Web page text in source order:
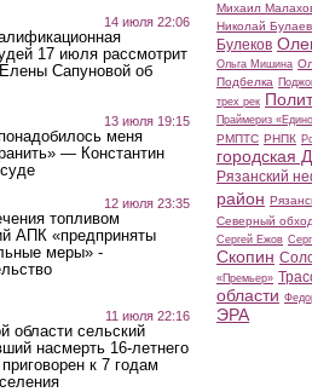
14 июля 22:06
17 июля рассмотрит
Сапуновой об
13 июля 19:15
меня
— Константин
12 июля 23:35
топливом
АПК «предприняты
меры» -
11 июля 22:16
области сельский
насмерть 16-летнего
к 7 годам
Михаил
Николай Булаев
Булеков
Ольга Мишина
Подбелка
трех рек
Праймериз
РМПТС РНПК
городская
Рязанский
район
Северный обход
Сергей Ежов
Скопин
«Премьер»
области
ЭРА